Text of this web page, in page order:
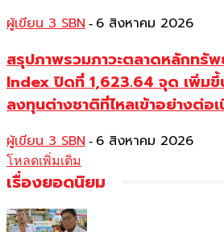
ผู้เขียน 3 SBN - 6 สิงหาคม 2026
สรุปภาพรวมภาวะตลาดหลักทรั
Index ปิดที่ 1,623.64 จุด เพิ่มขึ้
ลงทุนต่างชาติที่ไหลเข้าอย่างต่อ
ผู้เขียน 3 SBN - 6 สิงหาคม 2026
โหลดเพิ่มเติม
เรื่องยอดนิยม